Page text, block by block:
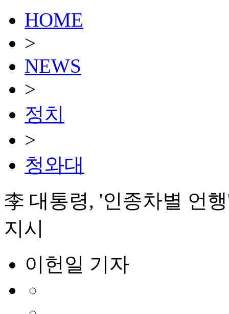
HOME
>
NEWS
>
정치
>
청와대
李 대통령, '인종차별 언
지시
이헌일 기자